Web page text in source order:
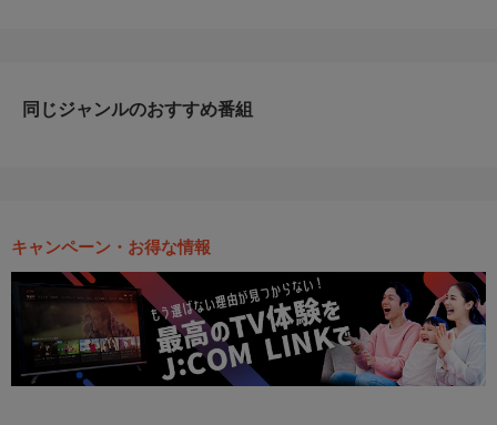
同じジャンルのおすすめ番組
キャンペーン・お得な情報